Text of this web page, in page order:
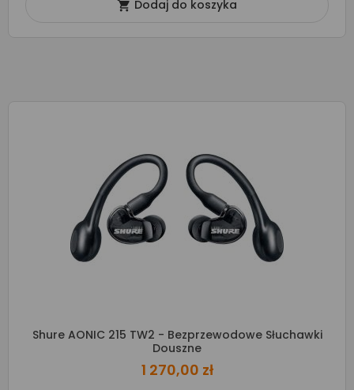
 Dodaj do koszyka
Shure AONIC 215 TW2 - Bezprzewodowe Słuchawki
Douszne
1 270,00 zł